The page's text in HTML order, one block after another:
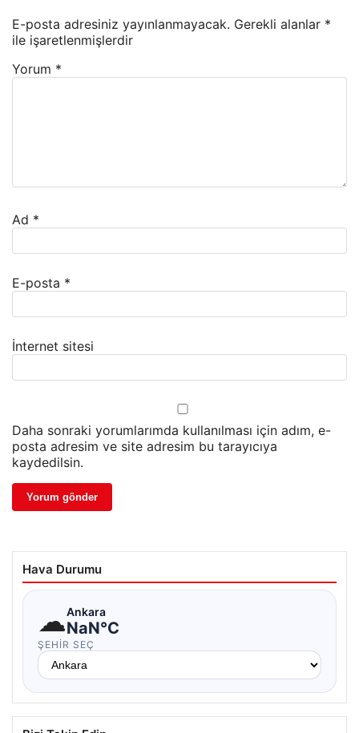
E-posta adresiniz yayınlanmayacak. Gerekli alanlar *
ile işaretlenmişlerdir
Yorum *
Ad *
E-posta *
İnternet sitesi
Daha sonraki yorumlarımda kullanılması için adım, e-
posta adresim ve site adresim bu tarayıcıya
kaydedilsin.
Hava Durumu
☁Ankara
NaN°C
ŞEHIR SEÇ